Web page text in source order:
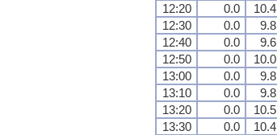
12:20
0.0 10.4
12:30
0.0 9.8
12:40
0.0 9.6
12:50
0.0 10.0
13:00
0.0 9.8
13:10
0.0 9.8
13:20
0.0 10.5
13:30
0.0 10.4